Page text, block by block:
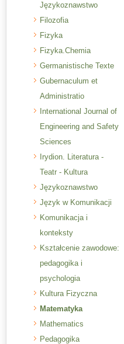
Językoznawstwo
Filozofia
Fizyka
Fizyka.Chemia
Germanistische Texte
Gubernaculum et
Administratio
International Journal of
Engineering and Safety
Sciences
Irydion. Literatura -
Teatr - Kultura
Językoznawstwo
Język w Komunikacji
Komunikacja i
konteksty
Kształcenie zawodowe:
pedagogika i
psychologia
Kultura Fizyczna
Matematyka
Mathematics
Pedagogika